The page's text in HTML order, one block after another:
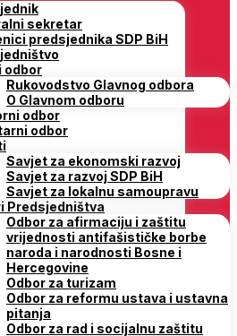
sekretar
predsjednika SDP BiH
odbor
Rukovodstvo Glavnog odbora
O Glavnom odboru
odbor
odbor
Savjet za ekonomski razvoj
Savjet za razvoj SDP BiH
Savjet za lokalnu samoupravu
Predsjedništva
Odbor za afirmaciju i zaštitu
vrijednosti antifašističke borbe
naroda i narodnosti Bosne i
Hercegovine
Odbor za turizam
Odbor za reformu ustava i ustavna
pitanja
Odbor za rad i socijalnu zaštitu